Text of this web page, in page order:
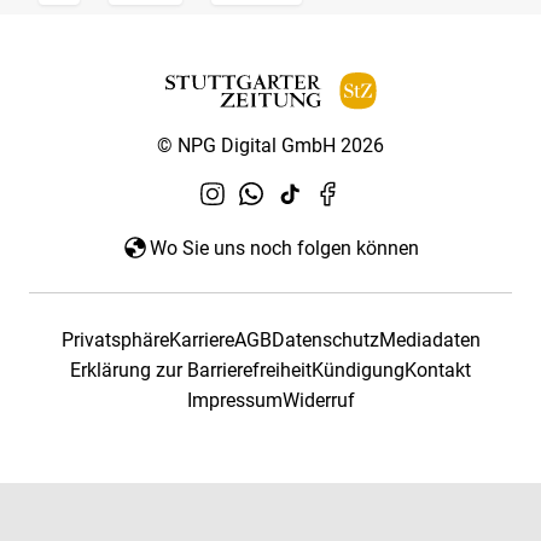
© NPG Digital GmbH 2026
Wo Sie uns noch folgen können
PrivatsphäreKarriereAGBDatenschutzMediadaten
Erklärung zur BarrierefreiheitKündigungKontakt
ImpressumWiderruf